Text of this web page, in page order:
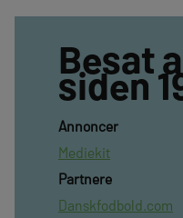
Besat
siden
Annoncer
Mediekit
Partnere
Danskfodbold.com